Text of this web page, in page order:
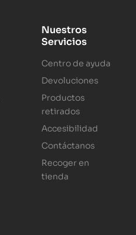
Nuestros
Servicios
Centro de ayuda
Devoluciones
Productos
retirados
Accesibilidad
Contáctanos
Recoger en
tienda